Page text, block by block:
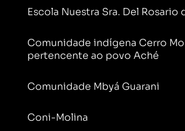
Escola Nuestra Sra. Del Rosario
Comunidade indígena Cerro
pertencente ao povo Aché
Comunidade Mbyá Guarani
Coni-Molina